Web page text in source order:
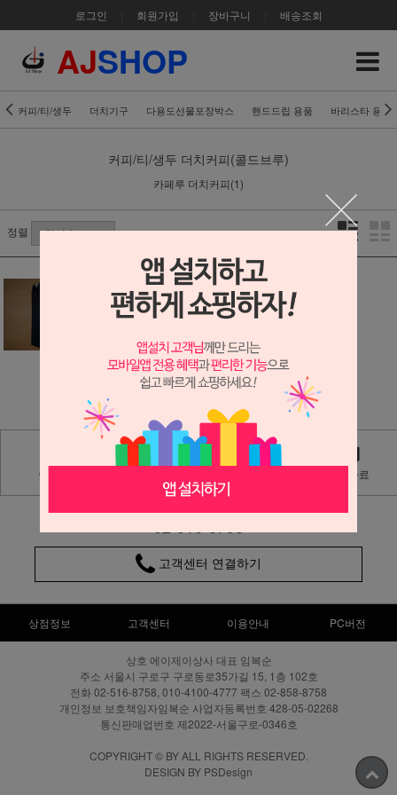
로그인 회원가입 장바구니 배송조회
AJSHOP
커피/티/생두 더치기구 다용도선물포장박스 핸드드립 용품 바리스타 용품
커피/티/생두 더치커피(콜드브루)
카페루 더치커피(1)
정렬
카페루 더치커피
(콜드브루) 500ml
[NO.1, 품질만족,
13,000원
130원 적립
Q&A 보도자료
고객센터 연결하기
상점정보 고객센터 이용안내 PC버전
상호 에이제이상사 대표 임복순
주소 서울시 구로구 구로동로35가길 15, 1층 102호
전화 02-516-8758, 010-4100-4777 팩스 02-858-8758
개인정보 보호책임자임복순 사업자등록번호 428-05-02268
통신판매업번호 제2022-서울구로-0346호
COPYRIGHT © BY ALL RIGHTS RESERVED.
DESIGN BY PSDesign